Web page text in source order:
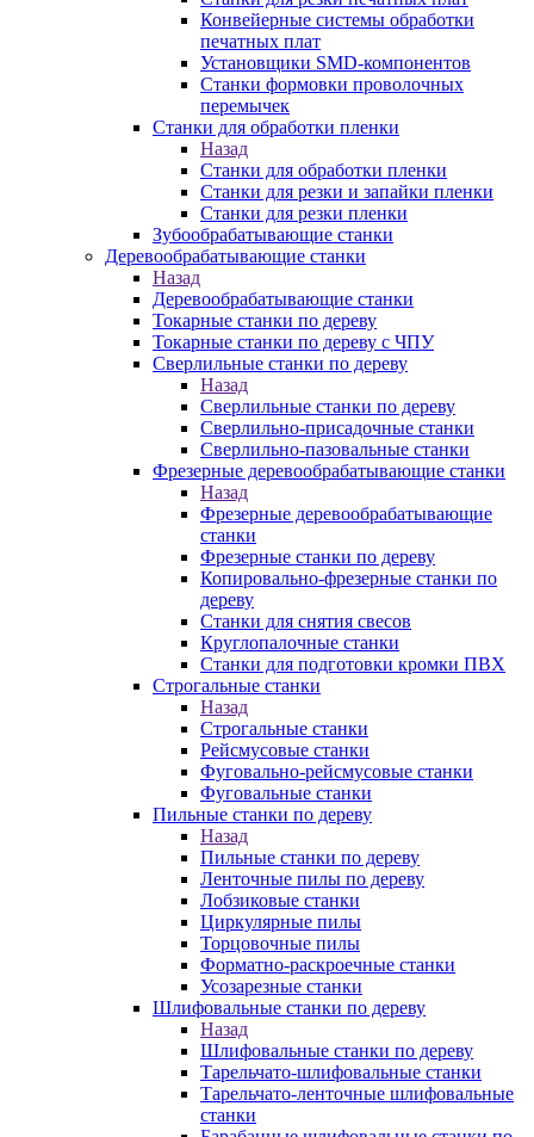
Конвейерные системы обработки
печатных плат
Установщики SMD-компонентов
Станки формовки проволочных
перемычек
Станки для обработки пленки
Назад
Станки для обработки пленки
Станки для резки и запайки пленки
Станки для резки пленки
Зубообрабатывающие станки
Деревообрабатывающие станки
Назад
Деревообрабатывающие станки
Токарные станки по дереву
Токарные станки по дереву с ЧПУ
Сверлильные станки по дереву
Назад
Сверлильные станки по дереву
Сверлильно-присадочные станки
Сверлильно-пазовальные станки
Фрезерные деревообрабатывающие станки
Назад
Фрезерные деревообрабатывающие
станки
Фрезерные станки по дереву
Копировально-фрезерные станки по
дереву
Станки для снятия свесов
Круглопалочные станки
Станки для подготовки кромки ПВХ
Строгальные станки
Назад
Строгальные станки
Рейсмусовые станки
Фуговально-рейсмусовые станки
Фуговальные станки
Пильные станки по дереву
Назад
Пильные станки по дереву
Ленточные пилы по дереву
Лобзиковые станки
Циркулярные пилы
Торцовочные пилы
Форматно-раскроечные станки
Усозарезные станки
Шлифовальные станки по дереву
Назад
Шлифовальные станки по дереву
Тарельчато-шлифовальные станки
Тарельчато-ленточные шлифовальные
станки